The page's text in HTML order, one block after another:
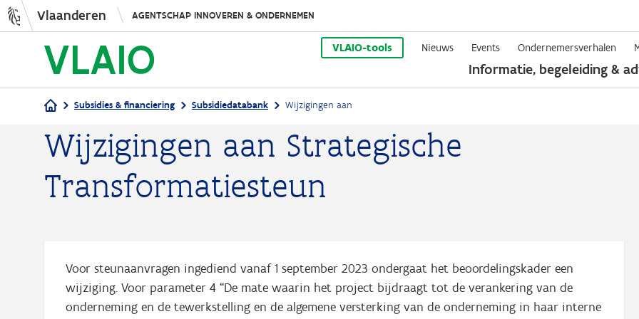
Overslaan
en
naar
de
Vlaanderen AGENTSCHAP INNOVEREN & ONDERNEMEN
VLAIO-tools Nieuws Events Ondernemersverhalen
Informatie, begeleiding &
Kruimelpad
Subsidies & financiering Subsidiedatabank Wijzigingen aan
Wijzigingen aan Strategische
Transformatiesteun
Voor steunaanvragen ingediend vanaf 1 september 2023 ondergaat het beoordelingskader een
wijziging. Voor parameter 4 “De mate waarin het project bijdraagt tot de verankering van de
onderneming en de tewerkstelling en de algemene versterking van de onderneming in haar interne